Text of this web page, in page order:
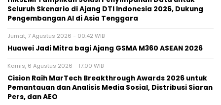
Seluruh Skenario di Ajang DTI Indonesia 2026, Dukung
Pengembangan AI di Asia Tenggara
Jumat, 7 Agustus 2026 - 00:42 WIB
Huawei Jadi Mitra bagi Ajang GSMA M360 ASEAN 2026
Kamis, 6 Agustus 2026 - 17:00 WIB
Cision Raih MarTech Breakthrough Awards 2026 untuk
Pemantauan dan Analisis Media Sosial, Distribusi Siaran
Pers, dan AEO